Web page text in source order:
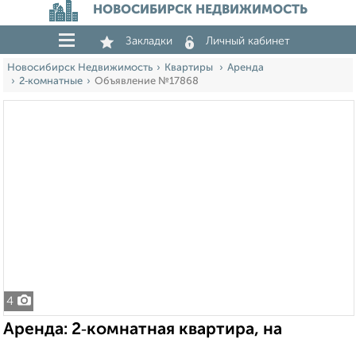
НОВОСИБИРСК НЕДВИЖИМОСТЬ
Закладки Личный кабинет
Новосибирск Недвижимость Квартиры
Аренда
2‑комнатные
Объявление №17868
4
Аренда: 2‑комнатная квартира, на